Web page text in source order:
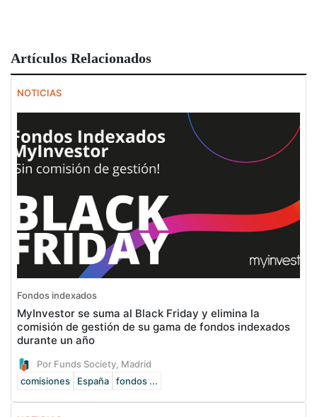
Artículos Relacionados
NOTICIAS
Fondos indexados
MyInvestor se suma al Black Friday y elimina la
comisión de gestión de su gama de fondos indexados
durante un año
Por Funds Society, Madrid
comisiones
España fondos ...